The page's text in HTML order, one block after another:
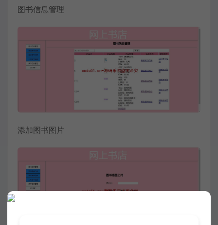
图书信息管理
添加图书图片